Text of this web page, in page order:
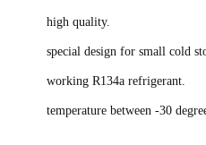
high quality.
special design for small cold
working R134a refrigerant.
temperature between -30